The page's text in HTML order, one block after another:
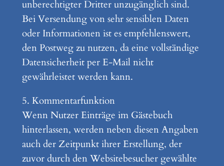
unberechtigter Dritter unzugänglich sind.
Bei Versendung von sehr sensiblen Daten
oder Informationen ist es empfehlenswert,
den Postweg zu nutzen, da eine vollständige
Datensicherheit per E-Mail nicht
gewährleistet werden kann.
5. Kommentarfunktion
Wenn Nutzer Einträge im Gästebuch
hinterlassen, werden neben diesen Angaben
auch der Zeitpunkt ihrer Erstellung, der
zuvor durch den Websitebesucher gewählte